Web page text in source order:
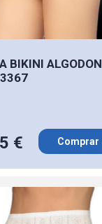
BIKINI ALGODON
€ Comprar